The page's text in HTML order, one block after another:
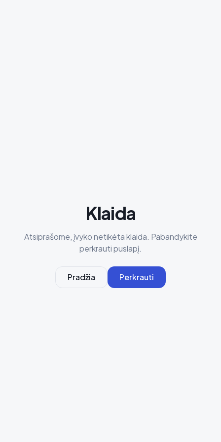
Klaida
Atsiprašome, įvyko netikėta klaida. Pabandykite
perkrauti puslapį.
Pradžia Perkrauti